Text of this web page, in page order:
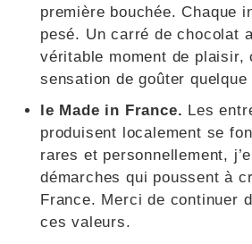
première bouchée. Chaque
pesé. Un carré de chocolat
véritable moment de plaisir,
sensation de goûter quelque
le Made in France. Les
produisent localement se
rares et personnellement,
démarches qui poussent à
France. Merci de continuer
ces valeurs.